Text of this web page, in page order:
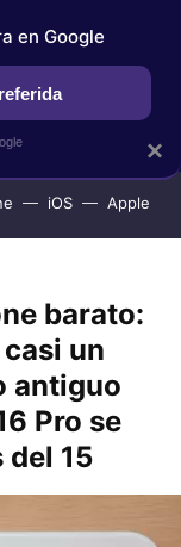
SELECCIÓN
iOS Apple
barato:
un
antiguo
Pro se
del 15
×
en Google